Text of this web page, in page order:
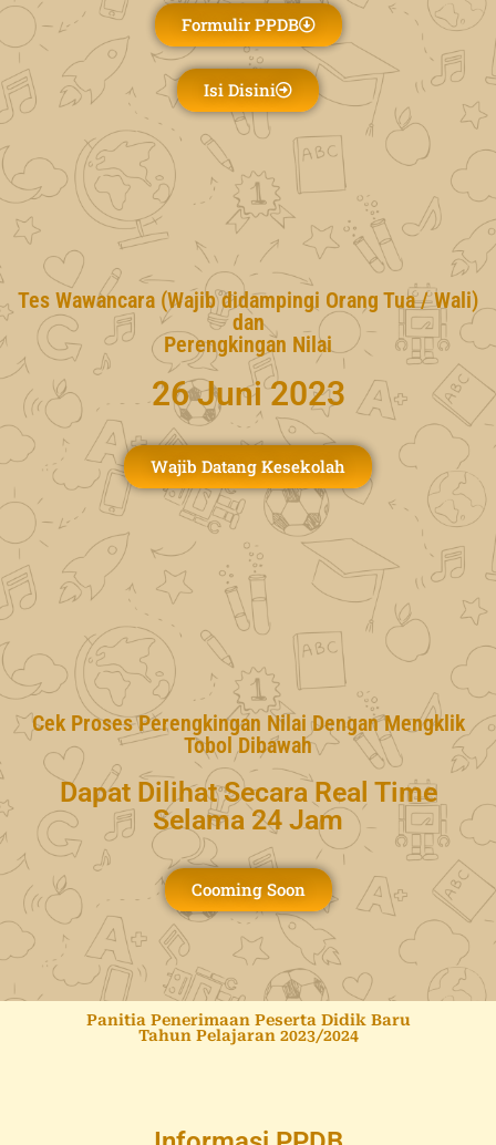
Formulir PPDB
Isi Disini
Tes Wawancara (Wajib didampingi Orang Tua / Wali)
dan
Perengkingan Nilai
26 Juni 2023
Wajib Datang Kesekolah
Cek Proses Perengkingan Nilai Dengan Mengklik
Tobol Dibawah
Dapat Dilihat Secara Real Time
Selama 24 Jam
Cooming Soon
Panitia Penerimaan Peserta Didik Baru
Tahun Pelajaran 2023/2024